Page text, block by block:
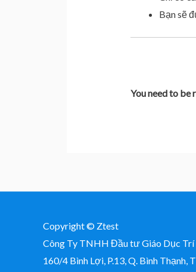
Bạn sẽ
You need to be
Copyright © Ztest
Công Ty TNHH Đầu tư Giáo Dục Trí
160/4 Bình Lợi, P.13, Q. Bình Thạnh,